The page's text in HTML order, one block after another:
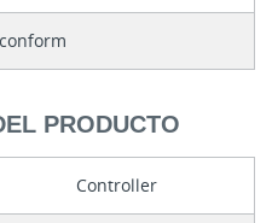
PRODUCTO
Controller